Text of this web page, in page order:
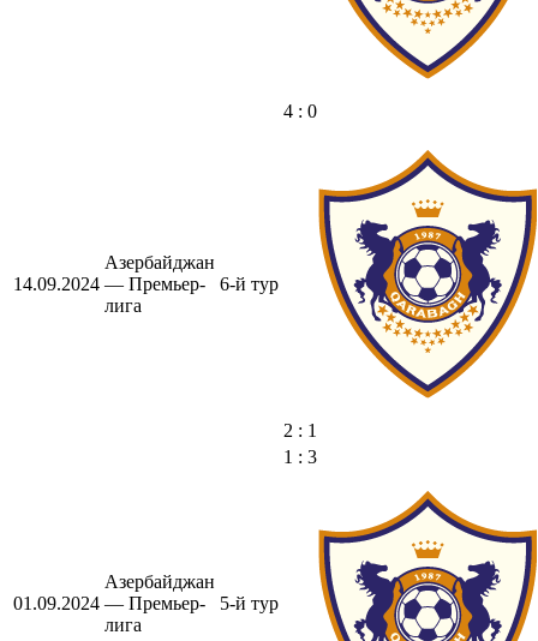
4 : 0
14.09.2024
Азербайджан
— Премьер-
лига
6-й тур
2 : 1
01.09.2024
Азербайджан
— Премьер-
лига
5-й тур
1 : 3